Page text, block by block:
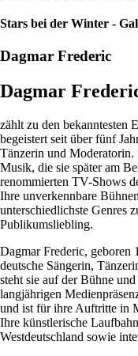
Stars bei der Winter -
Dagmar Frederic
Dagmar
zählt zu den bekanntesten
begeistert seit über fünf
Tänzerin und Moderatorin.
Musik, die sie später am
renommierten TV-Shows
Ihre unverkennbare
unterschiedlichste Genres
Publikumsliebling.
Dagmar Frederic, geboren
deutsche Sängerin,
steht sie auf der Bühne
langjährigen
und ist für ihre Auftritte in
Ihre künstlerische
Westdeutschland sowie